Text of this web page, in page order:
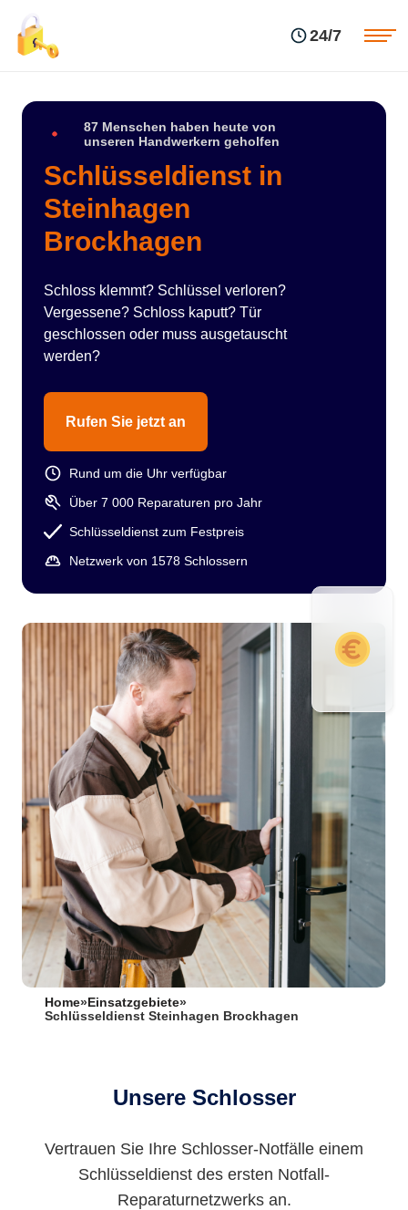
24/7
87 Menschen haben heute von
unseren Handwerkern geholfen
Schlüsseldienst in
Steinhagen
Brockhagen
Schloss klemmt? Schlüssel verloren?
Vergessene? Schloss kaputt? Tür
geschlossen oder muss ausgetauscht
werden?
Rufen Sie jetzt an
Rund um die Uhr verfügbar
Über 7 000 Reparaturen pro Jahr
Schlüsseldienst zum Festpreis
Netzwerk von 1578 Schlossern
Home» Einsatzgebiete»
Schlüsseldienst Steinhagen Brockhagen
Unsere Schlosser
Vertrauen Sie Ihre Schlosser-Notfälle einem
Schlüsseldienst des ersten Notfall-
Reparaturnetzwerks an.